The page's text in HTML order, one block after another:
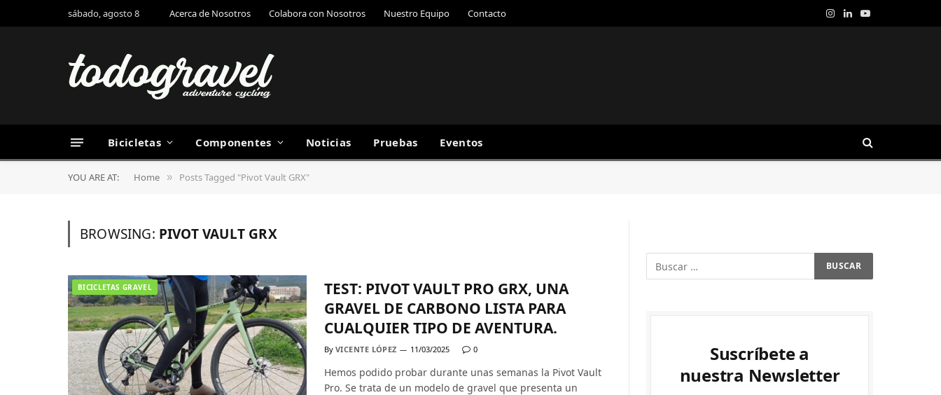
sábado, agosto 8 Acerca de Nosotros Colabora con Nosotros Nuestro Equipo Contacto Instagram
LinkedInYouTube
Bicicletas Componentes Noticias Pruebas Eventos
YOU ARE AT: Home » Posts Tagged "Pivot Vault GRX"
BROWSING: PIVOT VAULT GRX
BICICLETAS GRAVEL
TEST: PIVOT VAULT PRO GRX, UNA
GRAVEL DE CARBONO LISTA PARA
CUALQUIER TIPO DE AVENTURA.
By VICENTE LÓPEZ 11/03/2025 0
Hemos podido probar durante unas semanas la Pivot Vault
Pro. Se trata de un modelo de gravel que presenta un
Suscríbete a
nuestra Newsletter